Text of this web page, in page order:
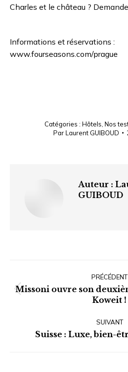
Charles et le château ?
Informations et réservations :
www.fourseasons.com/prague
Catégories : Hôtels Nos
ParLaurent GUIBOUD
Auteur :
GUIBOUD
PRÉCÉDENT
:
Missoni ouvre son
Koweit !
SUIVANT
Suisse : Luxe, bien-